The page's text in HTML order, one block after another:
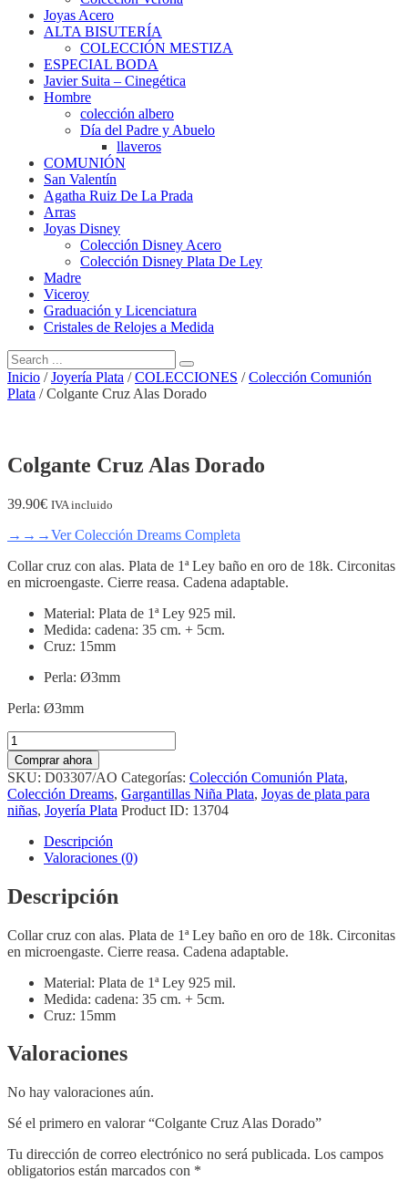
Joyas Acero
ALTA BISUTERÍA
COLECCIÓN MESTIZA
ESPECIAL BODA
Javier Suita – Cinegética
Hombre
colección albero
Día del Padre y Abuelo
llaveros
COMUNIÓN
San Valentín
Agatha Ruiz De La Prada
Arras
Joyas Disney
Colección Disney Acero
Colección Disney Plata De Ley
Madre
Viceroy
Graduación y Licenciatura
Cristales de Relojes a Medida
Inicio /Joyería Plata /COLECCIONES /Colección Comunión
Plata / Colgante Cruz Alas Dorado
Colgante Cruz Alas Dorado
39.90€ IVA incluido
→→→Ver Colección Dreams Completa
Collar cruz con alas. Plata de 1ª Ley baño en oro de 18k. Circonitas
en microengaste. Cierre reasa. Cadena adaptable.
Material: Plata de 1ª Ley 925 mil.
Medida: cadena: 35 cm. + 5cm.
Cruz: 15mm
Perla: Ø3mm
Perla: Ø3mm
Colgante
Cruz
Alas
Dorado
cantidad
Comprar ahora
SKU: D03307/AO Categorías: Colección Comunión Plata,
Colección Dreams, Gargantillas Niña Plata, Joyas de plata para
niñas, Joyería Plata Product ID: 13704
Descripción
Valoraciones (0)
Descripción
Collar cruz con alas. Plata de 1ª Ley baño en oro de 18k. Circonitas
en microengaste. Cierre reasa. Cadena adaptable.
Material: Plata de 1ª Ley 925 mil.
Medida: cadena: 35 cm. + 5cm.
Cruz: 15mm
Valoraciones
No hay valoraciones aún.
Sé el primero en valorar “Colgante Cruz Alas Dorado”
Tu dirección de correo electrónico no será publicada. Los campos
obligatorios están marcados con *